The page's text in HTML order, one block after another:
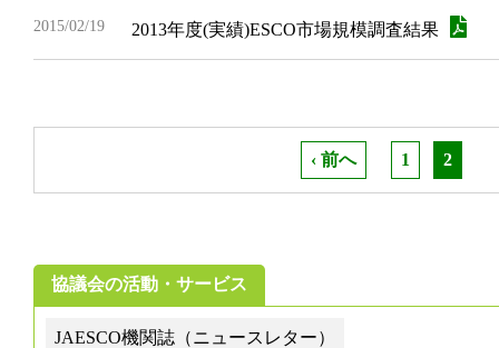
2015/02/19 2013年度(実績)ESCO市場規模調査結果
‹ 前へ 1 2
協議会の活動・サービス
JAESCO機関誌（ニュースレター）